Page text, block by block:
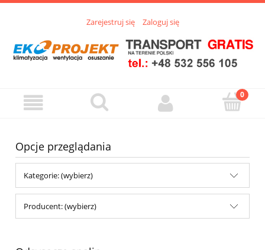
Zarejestruj się Zaloguj się
Opcje przeglądania
Kategorie: (wybierz)
Producent: (wybierz)